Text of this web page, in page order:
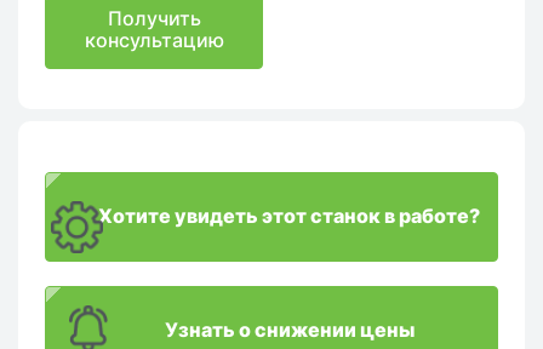
Получить
консультацию
Хотите увидеть этот станок в работе?
Узнать о снижении цены